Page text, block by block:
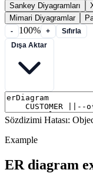
Sankey Diyagramları
Mimari Diyagramlar
- 100% +
Sıfırla
Sözdizimi Hatası:
Example
ER diagram